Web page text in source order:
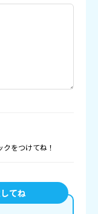
をつけてね！
てね